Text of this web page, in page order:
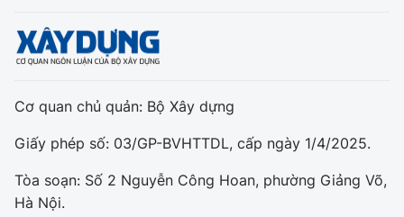
Cơ quan chủ quản: Bộ Xây dựng
Giấy phép số: 03/GP-BVHTTDL, cấp ngày 1/4/2025.
Tòa soạn: Số 2 Nguyễn Công Hoan, phường Giảng Võ,
Hà Nội.